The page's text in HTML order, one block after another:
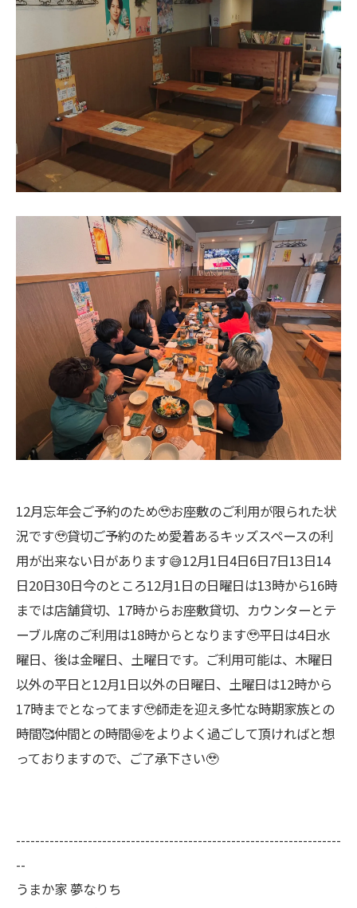
12月忘年会ご予約のため🥹お座敷のご利用が限られた状
況です🥹貸切ご予約のため愛着あるキッズスペースの利
用が出来ない日があります😅12月1日4日6日7日13日14
日20日30日今のところ12月1日の日曜日は13時から16時
までは店舗貸切、17時からお座敷貸切、カウンターとテ
ーブル席のご利用は18時からとなります🥹平日は4日水
曜日、後は金曜日、土曜日です。ご利用可能は、木曜日
以外の平日と12月1日以外の日曜日、土曜日は12時から
17時までとなってます🥹師走を迎え多忙な時期家族との
時間🥰仲間との時間🤩をよりよく過ごして頂ければと想
っておりますので、ご了承下さい🥹
--------------------------------------------------------------------
--
うまか家 夢なりち